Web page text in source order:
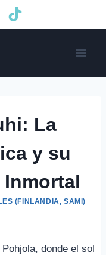
La
y su
(FINLANDIA, SAMI)
donde el sol